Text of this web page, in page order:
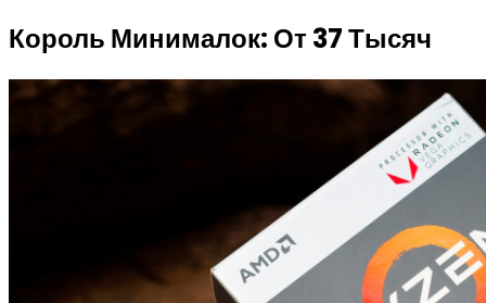
Король Минималок: От 37 Тысяч